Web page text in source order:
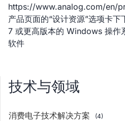
https://www.analog.com/en/
产品页面的“设计资源”选项卡
7 或更高版本的 Windows 操作
软件
技术与领域
消费电子技术解决方案 (4)